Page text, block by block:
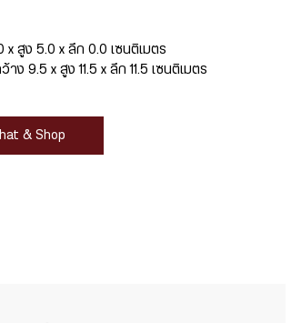
สูง 5.0 x ลึก 0.0 เซนติเมตร
9.5 x สูง 11.5 x ลึก 11.5 เซนติเมตร
& Shop